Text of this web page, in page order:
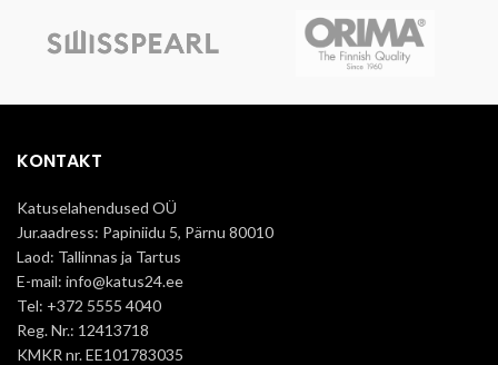
Minimaalne tellimiskogus on üks
Tarneaeg Pärnu lattu on ca.1
kuu.
PINDALA
Kasulik
1.14m2
2,7
KONTAKT
Katuselahendused OÜ
Jur.aadress: Papiniidu 5, Pärnu 80010
Laod: Tallinnas ja Tartus
E-mail: info@katus24.ee
Tel: +372 5555 4040
Reg. Nr.: 12413718
KMKR nr. EE101783035